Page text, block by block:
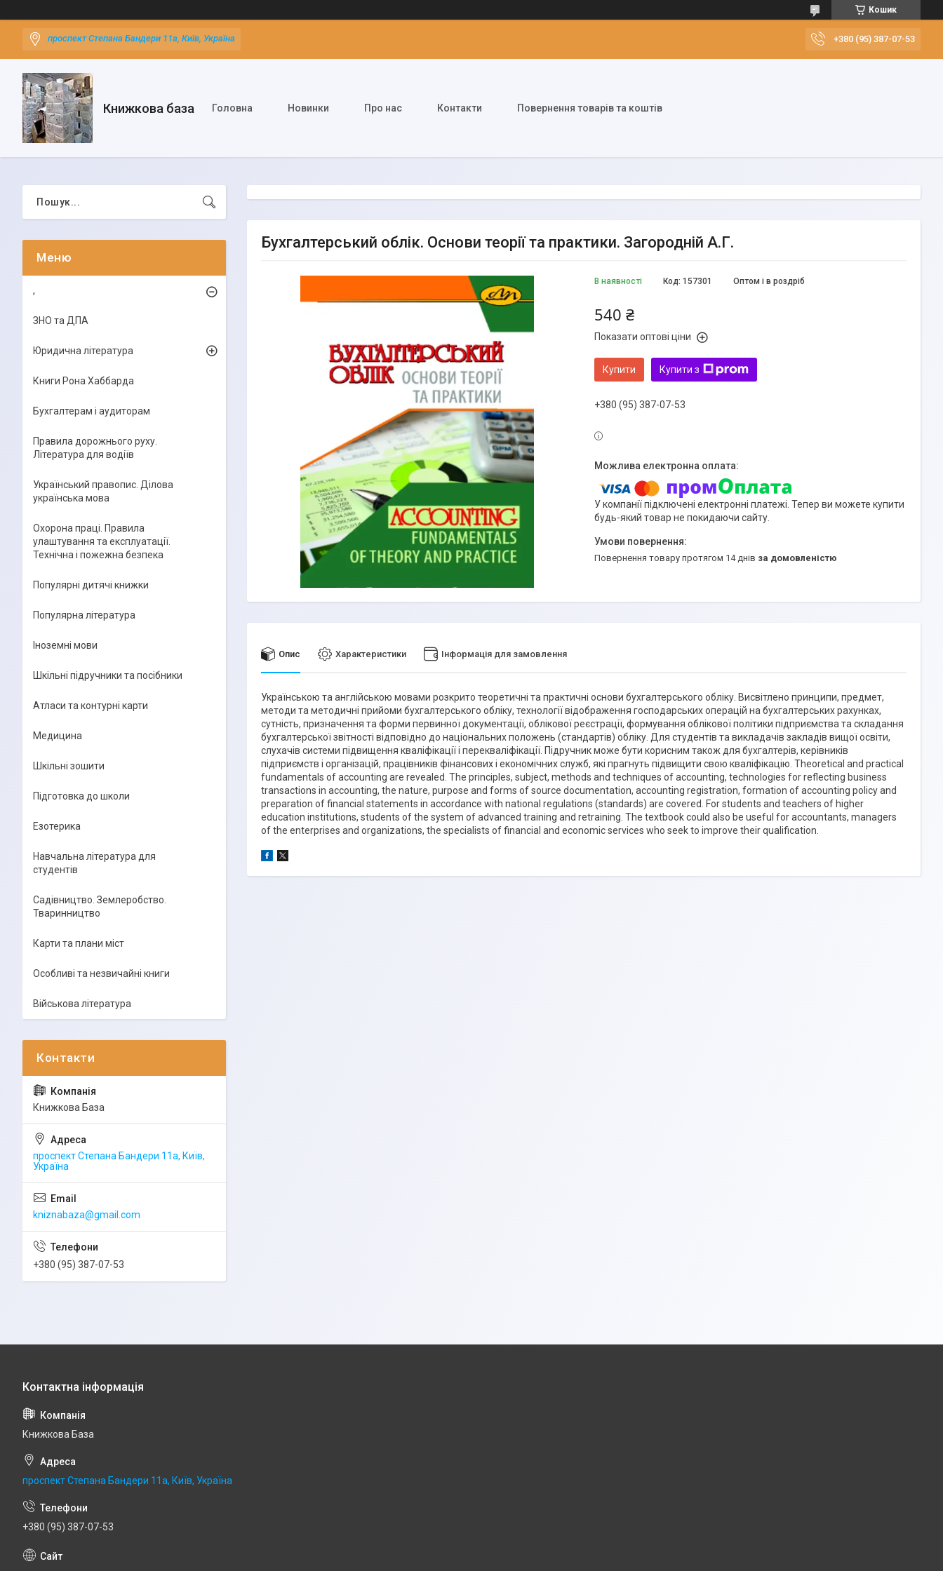
Кошик
проспект Степана Бандери 11а, Київ, Україна +380 (95) 387-07-53
Книжкова база Головна Новинки Про нас Контакти Повернення товарів та коштів
Бухгалтерський облік. Основи теорії та практики. Загородній А.Г.
В наявності Оптом і в роздріб
Код: 157301
540 ₴
Показати оптові ціни
Купити Купити з
+380 (95) 387-07-53
У компанії підключені електронні платежі. Тепер ви можете купити
будь-який товар не покидаючи сайту.
повернення товару протягом 14 днів за домовленістю
Опис Характеристики Інформація для замовлення
Українською та англійською мовами розкрито теоретичні та практичні основи бухгалтерського обліку. Висвітлено принципи, предмет,
методи та методичні прийоми бухгалтерського обліку, технології відображення господарських операцій на бухгалтерських рахунках,
сутність, призначення та форми первинної документації, облікової реєстрації, формування облікової політики підприємства та складання
бухгалтерської звітності відповідно до національних положень (стандартів) обліку. Для студентів та викладачів закладів вищої освіти,
слухачів системи підвищення кваліфікації і перекваліфікації. Підручник може бути корисним також для бухгалтерів, керівників
підприємств і організацій, працівників фінансових і економічних служб, які прагнуть підвищити свою кваліфікацію. Theoretical and practical
fundamentals of accounting are revealed. The principles, subject, methods and techniques of accounting, technologies for reflecting business
transactions in accounting, the nature, purpose and forms of source documentation, accounting registration, formation of accounting policy and
preparation of financial statements in accordance with national regulations (standards) are covered. For students and teachers of higher
education institutions, students of the system of advanced training and retraining. The textbook could also be useful for accountants, managers
of the enterprises and organizations, the specialists of financial and economic services who seek to improve their qualification.
,
ЗНО та ДПА
Юридична література
Книги Рона Хаббарда
Бухгалтерам і аудиторам
Правила дорожнього руху.
Література для водіїв
Український правопис. Ділова
українська мова
Охорона праці. Правила
улаштування та експлуатації.
Технічна і пожежна безпека
Популярні дитячі книжки
Популярна література
Іноземні мови
Шкільні підручники та посібники
Атласи та контурні карти
Медицина
Шкільні зошити
Підготовка до школи
Езотерика
Навчальна література для
студентів
Садівництво. Землеробство.
Тваринництво
Карти та плани міст
Особливі та незвичайні книги
Військова література
Книжкова База
проспект Степана Бандери 11а, Київ,
Україна
kniznabaza@gmail.com
+380 (95) 387-07-53
Книжкова База
проспект Степана Бандери 11а, Київ, Україна
+380 (95) 387-07-53